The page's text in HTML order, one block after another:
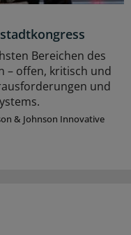
Bereichen des
– offen, kritisch und
und
& Johnson Innovative